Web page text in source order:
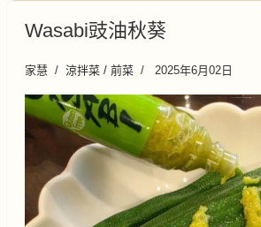
Wasabi豉油秋葵
家慧 涼拌菜 / 前菜 2025年6月02日